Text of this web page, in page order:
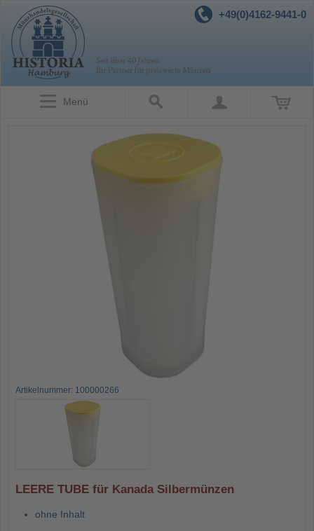
+49(0)4162-9441-0
Menü
Artikelnummer: 100000266
LEERE TUBE für Kanada Silbermünzen
ohne Inhalt